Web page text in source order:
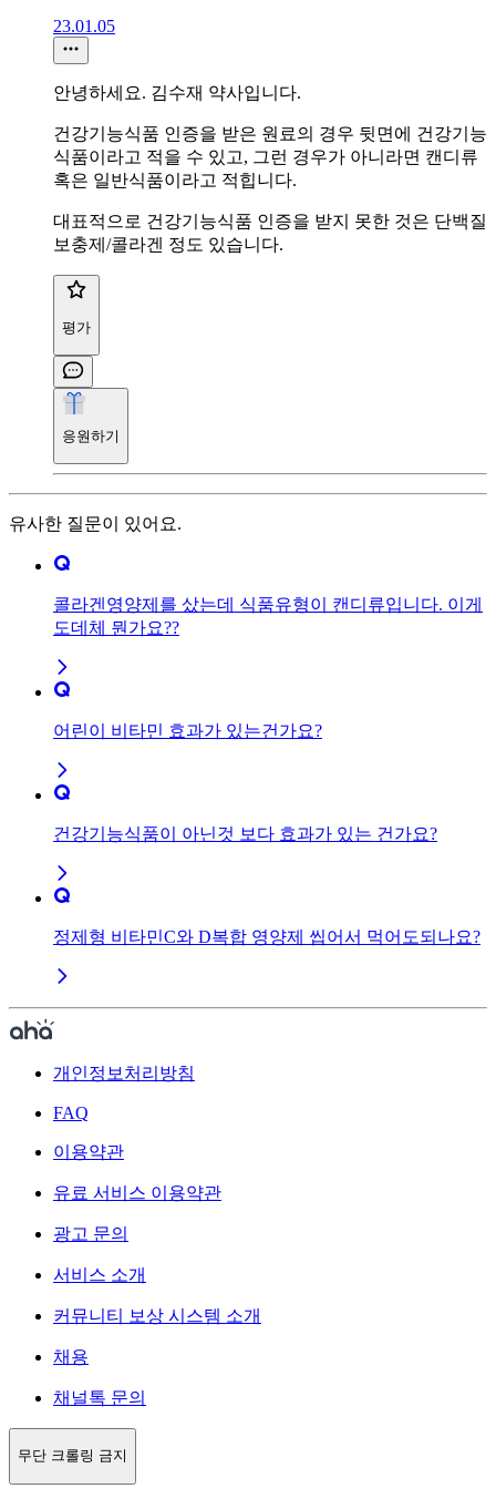
23.01.05
안녕하세요. 김수재 약사입니다.
건강기능식품 인증을 받은 원료의 경우 뒷면에 건강기능
식품이라고 적을 수 있고, 그런 경우가 아니라면 캔디류
혹은 일반식품이라고 적힙니다.
대표적으로 건강기능식품 인증을 받지 못한 것은 단백질
보충제/콜라겐 정도 있습니다.
평가
응원하기
유사한 질문이 있어요.
콜라겐영양제를 샀는데 식품유형이 캔디류입니다. 이게
도데체 뭔가요??
어린이 비타민 효과가 있는건가요?
건강기능식품이 아닌것 보다 효과가 있는 건가요?
정제형 비타민C와 D복합 영양제 씹어서 먹어도되나요?
개인정보처리방침
FAQ
이용약관
유료 서비스 이용약관
광고 문의
서비스 소개
커뮤니티 보상 시스템 소개
채용
채널톡 문의
무단 크롤링 금지